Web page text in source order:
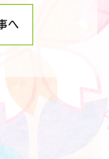
へ